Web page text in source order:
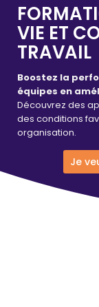
VIE ET
TRAVAIL
Boostez la
équipes en
Découvrez des
des conditions
organisation.
Je